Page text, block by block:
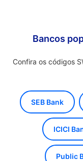
Bancos
Confira os códigos
SEB Bank
ICICI
Public